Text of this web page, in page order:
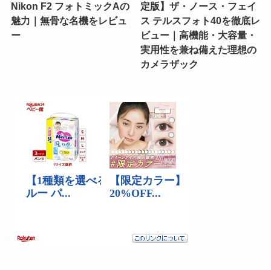
Nikon F2 フォトミックAの
魅力｜無骨な名機をレビュ
ー
定版】ザ・ノース・フェイ
ス テルスフォト40を徹底レ
ビュー｜高機能・大容量・
実用性を兼ね備えた理想の
カメラザック